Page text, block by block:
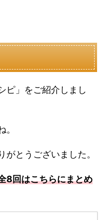
ピ」をご紹介しまし
とうございました。
8回はこちらにまとめ